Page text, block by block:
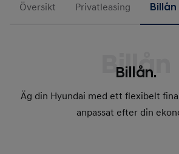
Översikt Privatleasing Billån
Billån
Billån.
Äg din Hyundai med ett flexibelt
anpassat efter din